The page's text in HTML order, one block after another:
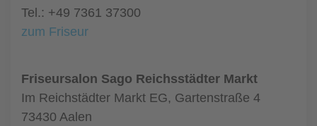
Tel.: +49 7361 37300
zum Friseur
Friseursalon Sago Reichsstädter Markt
Im Reichstädter Markt EG, Gartenstraße 4
73430 Aalen